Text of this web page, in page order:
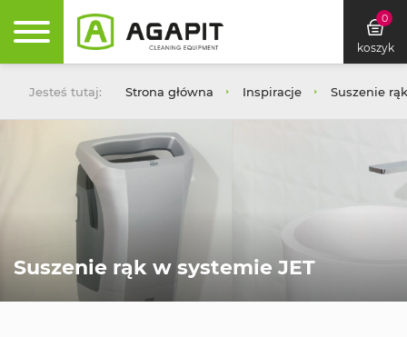
0
koszyk
Jesteś tutaj: Strona główna Inspiracje Suszenie
Suszenie rąk w systemie JET